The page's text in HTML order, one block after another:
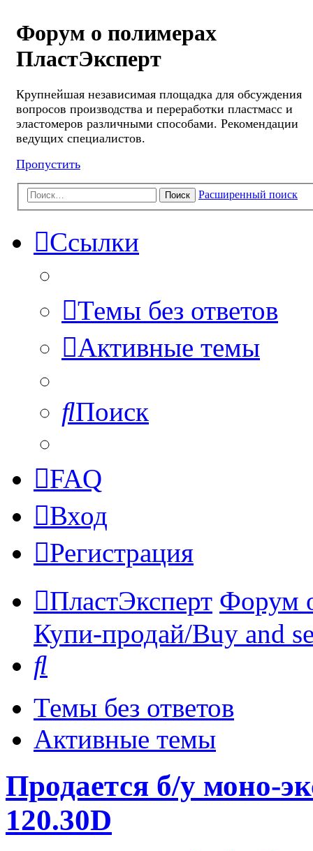
Форум о полимерах
ПластЭксперт
Крупнейшая независимая площадка для обсуждения
вопросов производства и переработки пластмасс и
эластомеров различными способами. Рекомендации
ведущих специалистов.
Пропустить
Поиск Расширенный поиск
Ссылки
Темы без ответов
Активные темы
Поиск
FAQ
Вход
Регистрация
ПластЭксперт Форум
Купи-продай/Buy and
Темы без ответов
Активные темы
Продается б/у моно-
120.30D